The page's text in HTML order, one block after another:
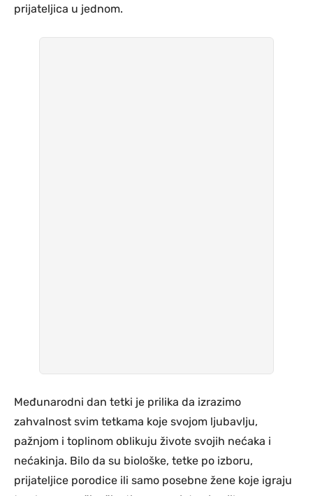
prijateljica u jednom.
Međunarodni dan tetki je prilika da izrazimo
zahvalnost svim tetkama koje svojom ljubavlju,
pažnjom i toplinom oblikuju živote svojih nećaka i
nećakinja. Bilo da su biološke, tetke po izboru,
prijateljice porodice ili samo posebne žene koje igraju